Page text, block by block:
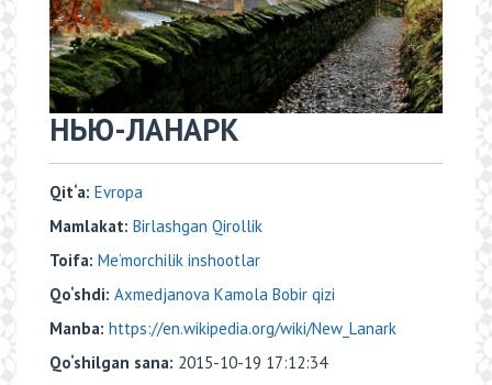
НЬЮ-ЛАНАРК
Qit‘a: Evropa
Mamlakat: Birlashgan Qirollik
Toifa: Me‘morchilik inshootlar
Qo‘shdi: Axmedjanova Kamola Bobir qizi
Manba: https://en.wikipedia.org/wiki/New_Lanark
Qo‘shilgan sana: 2015-10-19 17:12:34